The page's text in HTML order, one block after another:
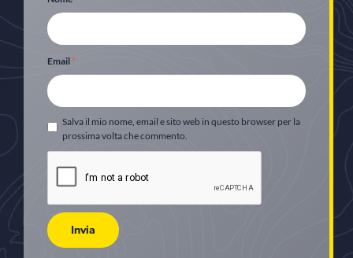
Email*
Salva il mio nome, email e sito web in questo browser per la
prossima volta che commento.